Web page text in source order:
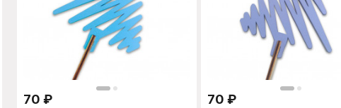
70 ₽ 70 ₽